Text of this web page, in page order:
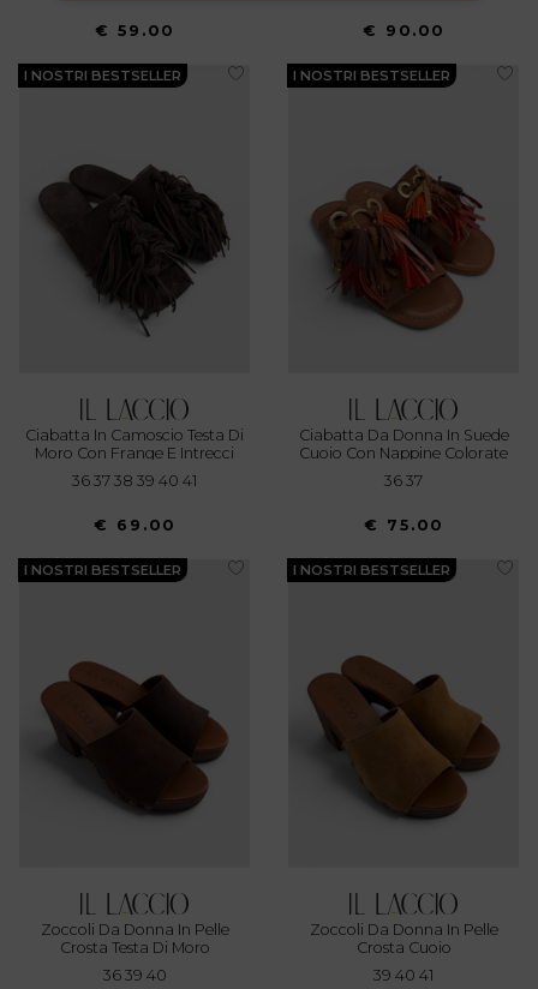
€ 59.00 € 90.00
I NOSTRI BESTSELLER
Ciabatta In Camoscio Testa Di
Moro Con Frange E Intrecci
36 37 38 39 40 41
€ 69.00
I NOSTRI BESTSELLER
Ciabatta Da Donna In Suede
Cuoio Con Nappine Colorate
36 37
€ 75.00
I NOSTRI BESTSELLER
Zoccoli Da Donna In Pelle
Crosta Testa Di Moro
36 39 40
I NOSTRI BESTSELLER
Zoccoli Da Donna In Pelle
Crosta Cuoio
39 40 41